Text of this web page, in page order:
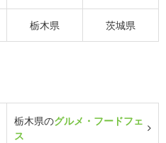
栃木県 茨城県
栃木県のグルメ・フードフェ
ス